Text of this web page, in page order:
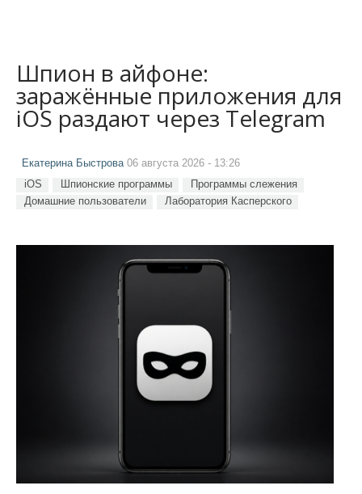
Шпион в айфоне:
заражённые приложения для
iOS раздают через Telegram
Екатерина Быстрова06 августа 2026 - 13:26
iOS Шпионские программы
Программы слежения
Домашние пользователи
Лаборатория Касперского